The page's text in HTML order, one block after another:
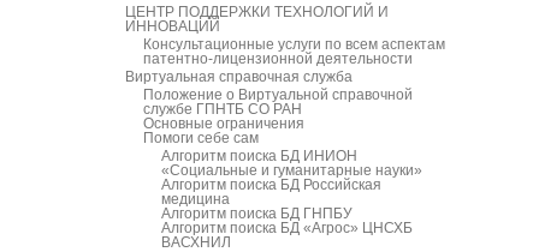
ЦЕНТР ПОДДЕРЖКИ ТЕХНОЛОГИЙ И
ИННОВАЦИЙ
Консультационные услуги по всем аспектам
патентно-лицензионной деятельности
Виртуальная справочная служба
Положение о Виртуальной справочной
службе ГПНТБ СО РАН
Основные ограничения
Помоги себе сам
Алгоритм поиска БД ИНИОН
«Социальные и гуманитарные науки»
Алгоритм поиска БД Российская
медицина
Алгоритм поиска БД ГНПБУ
Алгоритм поиска БД «Агрос» ЦНСХБ
ВАСХНИЛ